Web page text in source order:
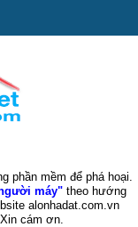
phần mềm để phá hoại.
máy"theo hướng
alonhadat.com.vn
cám ơn.